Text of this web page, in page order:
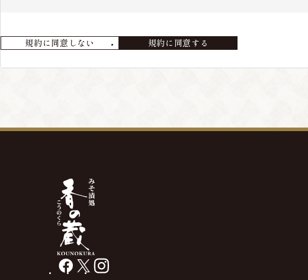
第4条 本サービスの変更・廃止
当店の判断により、本サービスを変更・廃止をすることが出来るものとします。
規約に同意しない 規約に同意する
facebook
X instagram